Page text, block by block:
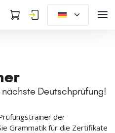
Deutschprüfung!
der
Grammatik für die Zertifikate